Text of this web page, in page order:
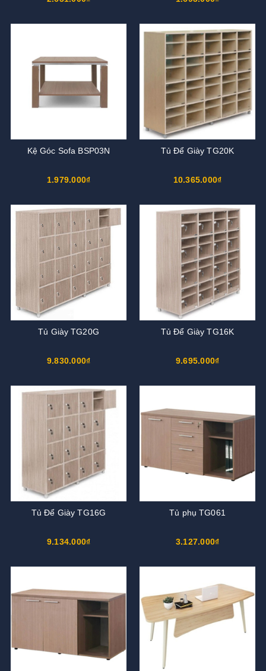
Kệ Góc Sofa BSP03N
1.979.000₫
Tủ Để Giày TG20K
10.365.000₫
Tủ Giày TG20G
9.830.000₫
Tủ Để Giày TG16K
9.695.000₫
Tủ Để Giày TG16G
9.134.000₫
Tủ phụ TG061
3.127.000₫